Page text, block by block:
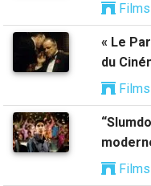
Films
« Le
du
Films
Films